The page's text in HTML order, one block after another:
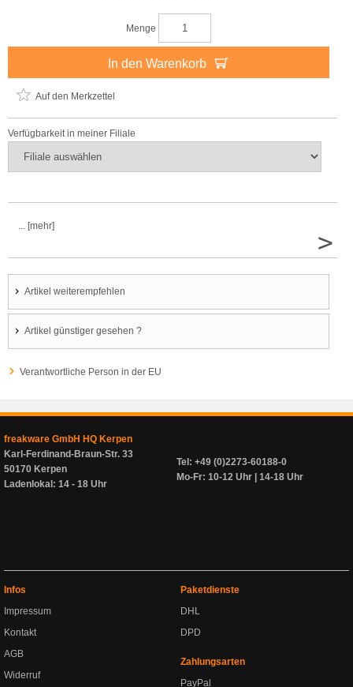
Menge
In den Warenkorb
Auf den Merkzettel
Verfügbarkeit in meiner Filiale
... [mehr]
>
Artikel weiterempfehlen
Artikel günstiger gesehen ?
Verantwortliche Person in der EU
freakware GmbH HQ Kerpen
Karl-Ferdinand-Braun-Str. 33
50170 Kerpen
Ladenlokal: 14 - 18 Uhr
Tel: +49 (0)2273-60188-0
Mo-Fr: 10-12 Uhr | 14-18 Uhr
Infos
Impressum
Kontakt
AGB
Widerruf
Paketdienste
DHL
DPD
Zahlungsarten
PayPal